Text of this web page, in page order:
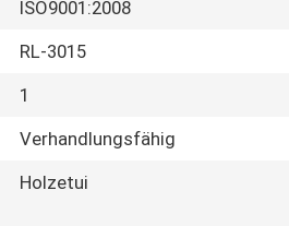
ISO9001:2008
RL-3015
1
Verhandlungsfähig
Holzetui